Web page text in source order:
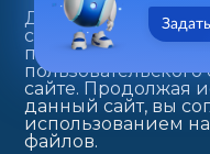
Политика в
персональных
410031, г. Саратов,
+7(8452)26-02-49
Данный веб-сайт
cookie-файлы в
предоставления
сайте. Продолжая
данный сайт, вы
использованием
файлов.